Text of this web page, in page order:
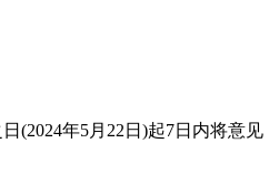
(2024年5月22日)起7日内将意见